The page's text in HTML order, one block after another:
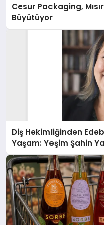
Cesur Packaging,
Büyütüyor
Diş Hekimliğinden
Yaşam: Yeşim Şahin